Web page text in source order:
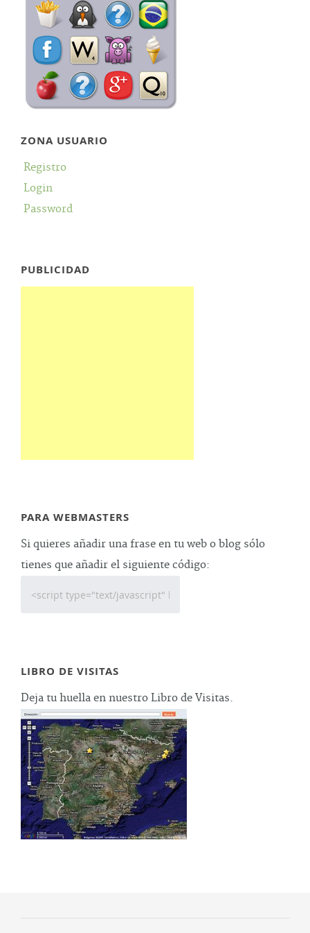
ZONA USUARIO
Registro
Login
Password
PUBLICIDAD
PARA WEBMASTERS
Si quieres añadir una frase en tu web o blog sólo
tienes que añadir el siguiente código:
LIBRO DE VISITAS
Deja tu huella en nuestro Libro de Visitas.